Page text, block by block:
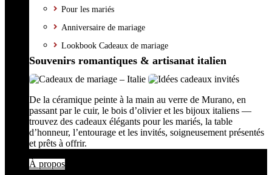
Pour les mariés
Anniversaire de mariage
Lookbook Cadeaux de mariage
Souvenirs romantiques & artisanat italien
De la céramique peinte à la main au verre de Murano, en
passant par le cuir, le bois d’olivier et les bijoux italiens —
trouvez des cadeaux élégants pour les mariés, la table
d’honneur, l’entourage et les invités, soigneusement présentés
et prêts à offrir.
À propos